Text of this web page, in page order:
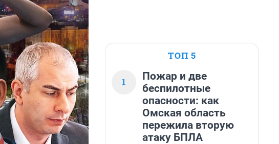
ТОП 5
1
Пожар и две
беспилотные
опасности: как
Омская область
пережила вторую
атаку БПЛА